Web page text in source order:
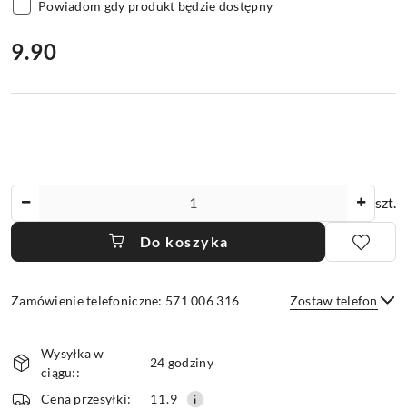
Powiadom gdy produkt będzie dostępny
cena:
9.90
szt.
Do koszyka
Zamówienie telefoniczne: 571 006 316 Zostaw telefon
i
dostawa
Wysyłka w
ciągu::
24 godziny
Cena przesyłki: 11.9